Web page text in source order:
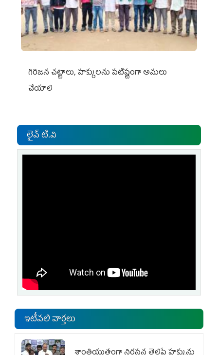
గిరిజన చట్టాలు, హక్కులను పటిష్టంగా అమలు
చేయాలి
లైవ్ టి.వి
ఇటీవలి వార్తలు